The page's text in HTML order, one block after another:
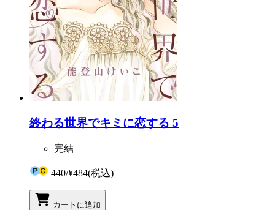
終わる世界でキミに恋する 5
完結
440/¥484(税込)
カートに追加